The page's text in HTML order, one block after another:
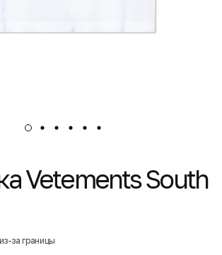
Vetements South
за границы